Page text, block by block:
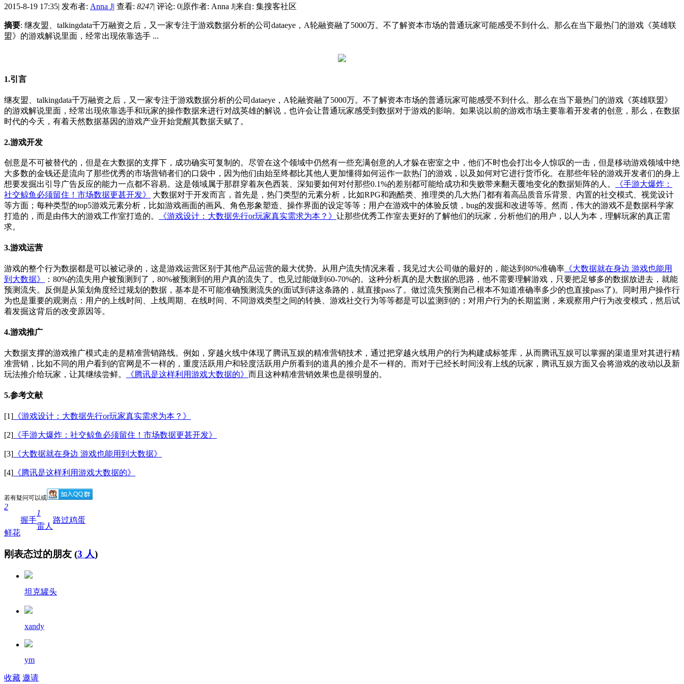
2015-8-19 17:35| 发布者: Anna J| 查看: 8247| 评论: 0|原作者: Anna J|来自: 集搜客社区
摘要: 继友盟、talkingdata千万融资之后，又一家专注于游戏数据分析的公司dataeye，A轮融资融了5000万。不了解资本市场的普通玩家可能感受不到什么。那么在当下最热门的游戏《英雄联
盟》的游戏解说里面，经常出现依靠选手 ...
1.引言
继友盟、talkingdata千万融资之后，又一家专注于游戏数据分析的公司dataeye，A轮融资融了5000万。不了解资本市场的普通玩家可能感受不到什么。那么在当下最热门的游戏《英雄联盟》
的游戏解说里面，经常出现依靠选手和玩家的操作数据来进行对战英雄的解说，也许会让普通玩家感受到数据对于游戏的影响。如果说以前的游戏市场主要靠着开发者的创意，那么，在数据
时代的今天，有着天然数据基因的游戏产业开始觉醒其数据天赋了。
2.游戏开发
创意是不可被替代的，但是在大数据的支撑下，成功确实可复制的。尽管在这个领域中仍然有一些充满创意的人才躲在密室之中，他们不时也会打出令人惊叹的一击，但是移动游戏领域中绝
大多数的金钱还是流向了那些优秀的市场营销者们的口袋中，因为他们由始至终都比其他人更加懂得如何运作一款热门的游戏，以及如何对它进行货币化。在那些年轻的游戏开发者们的身上
想要发掘出引导广告反应的能力一点都不容易。这是领域属于那群穿着灰色西装、深知要如何对付那些0.1%的差别都可能给成功和失败带来翻天覆地变化的数据矩阵的人。
《手游大爆炸：
社交鲸鱼必须留住！市场数据更甚开发》
大数据对于开发而言，首先是，热门类型的元素分析，比如RPG和跑酷类、推理类的几大热门都有着高品质音乐背景、内置的社交模式、视觉设计
等方面；每种类型的top5游戏元素分析，比如游戏画面的画风、角色形象塑造、操作界面的设定等等；用户在游戏中的体验反馈，bug的发掘和改进等等。然而，伟大的游戏不是数据科学家
打造的，而是由伟大的游戏工作室打造的。
《游戏设计：大数据先行or玩家真实需求为本？》 让那些优秀工作室去更好的了解他们的玩家，分析他们的用户，以人为本，理解玩家的真正需
求。
3.游戏运营
游戏的整个行为数据都是可以被记录的，这是游戏运营区别于其他产品运营的最大优势。从用户流失情况来看，我见过大公司做的最好的，能达到80%准确率 《大数据就在身边 游戏也能用
到大数据》
：80%的流失用户被预测到了，80%被预测到的用户真的流失了。也见过能做到60-70%的。这种分析真的是大数据的思路，他不需要理解游戏，只要把足够多的数据放进去，就能
预测流失。反倒是从策划角度经过规划的数据，基本是不可能准确预测流失的(面试到讲这条路的，就直接pass了。做过流失预测自己根本不知道准确率多少的也直接pass了)。同时用户操作行
为也是重要的观测点：用户的上线时间、上线周期、在线时间、不同游戏类型之间的转换、游戏社交行为等等都是可以监测到的；对用户行为的长期监测，来观察用户行为改变模式，然后试
着发掘这背后的改变原因等。
4.游戏推广
大数据支撑的游戏推广模式走的是精准营销路线。例如，穿越火线中体现了腾讯互娱的精准营销技术，通过把穿越火线用户的行为构建成标签库，从而腾讯互娱可以掌握的渠道里对其进行精
准营销，比如不同的用户看到的官网是不一样的，重度活跃用户和轻度活跃用户所看到的道具的推介是不一样的。而对于已经长时间没有上线的玩家，腾讯互娱方面又会将游戏的改动以及新
玩法推介给玩家，让其继续尝鲜。
《腾讯是这样利用游戏大数据的》 而且这种精准营销效果也是很明显的。
5.参考文献
[1] 《游戏设计：大数据先行or玩家真实需求为本？》
[2] 《手游大爆炸：社交鲸鱼必须留住！市场数据更甚开发》
[3] 《大数据就在身边 游戏也能用到大数据》
[4] 《腾讯是这样利用游戏大数据的》
若有疑问可以或
2
鲜花
握手
1
雷人
路过鸡蛋
刚表态过的朋友 (3 人)
坦克罐头
xandy
ym
收藏 邀请